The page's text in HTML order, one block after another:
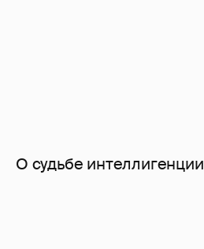
О судьбе интеллигенции